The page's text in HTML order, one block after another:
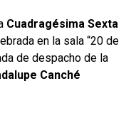
Cuadragésima Sexta
en la sala “20 de
de despacho de la
Canché